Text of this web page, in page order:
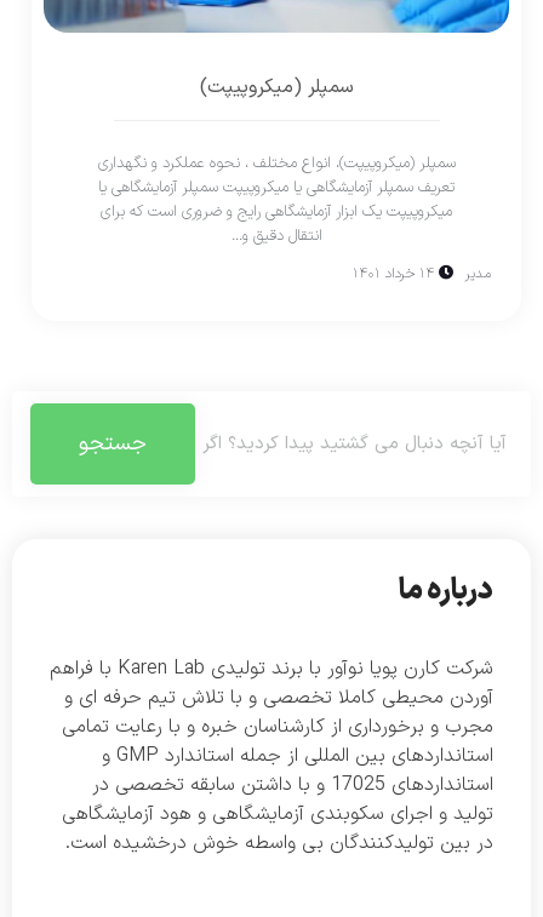
سمپلر (میکروپیپت)
سمپلر (میکروپیپت)، انواع مختلف ، نحوه عملکرد و نگهداری
تعریف سمپلر آزمایشگاهی یا میکروپیپت سمپلر آزمایشگاهی یا
میکروپیپت یک ابزار آزمایشگاهی رایج و ضروری است که برای
انتقال دقیق و...
مدیر ۱۴ خرداد ۱۴۰۱
جستجو
درباره ما
شرکت کارن پویا نوآور با برند تولیدی Karen Lab با فراهم
آوردن محیطی کاملا تخصصی و با تلاش تیم حرفه ای و
مجرب و برخورداری از کارشناسان خبره و با رعایت تمامی
استانداردهای بین المللی از جمله استاندارد GMP و
استانداردهای 17025 و با داشتن سابقه تخصصی در
تولید و اجرای سکوبندی آزمایشگاهی و هود آزمایشگاهی
در بین تولیدکنندگان بی واسطه خوش درخشیده است.